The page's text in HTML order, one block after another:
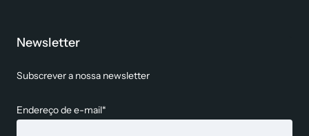
Newsletter
Subscrever a nossa newsletter
Endereço de e-mail*